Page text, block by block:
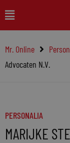
naar
inhoud
Main
Menu
Mr. Online
Advocaten N.V.
PERSONALIA
MARIJKE